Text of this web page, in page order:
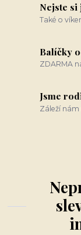
Nejste
Také o
Balíčky
ZDARMA
Jsme
Záleží